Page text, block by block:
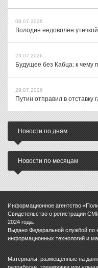
08.07.2026
Володин недоволен
23.07.2026
Будущее без Кабца: к чему
29.07.2026
Путин отправил в отставку
Новости по дням
Новости по месяцам
Информационное агентство
Свидетельство о регистрации
2024 года.
Выдано Федеральной службой по
информационных технологий и
Материалы, размещённые на